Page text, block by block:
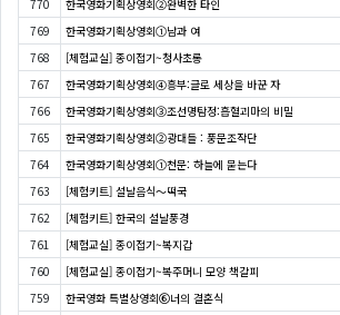
770
한국영화기획상영회②완벽한 타인
769
한국영화기획상영회①남과 여
768
[체험교실] 종이접기~청사초롱
767
한국영화기획상영회④흥부:글로 세상을 바꾼 자
766
한국영화기획상영회③조선명탐정:흡혈괴마의 비밀
765
한국영화기획상영회②광대들 : 풍문조작단
764
한국영화기획상영회①천문: 하늘에 묻는다
763
[체험키트] 설날음식〜떡국
762
[체험키트] 한국의 설날풍경
761
[체험교실] 종이접기~복지갑
760
[체험교실] 종이접기~복주머니 모양 책갈피
759
한국영화 특별상영회⑥너의 결혼식